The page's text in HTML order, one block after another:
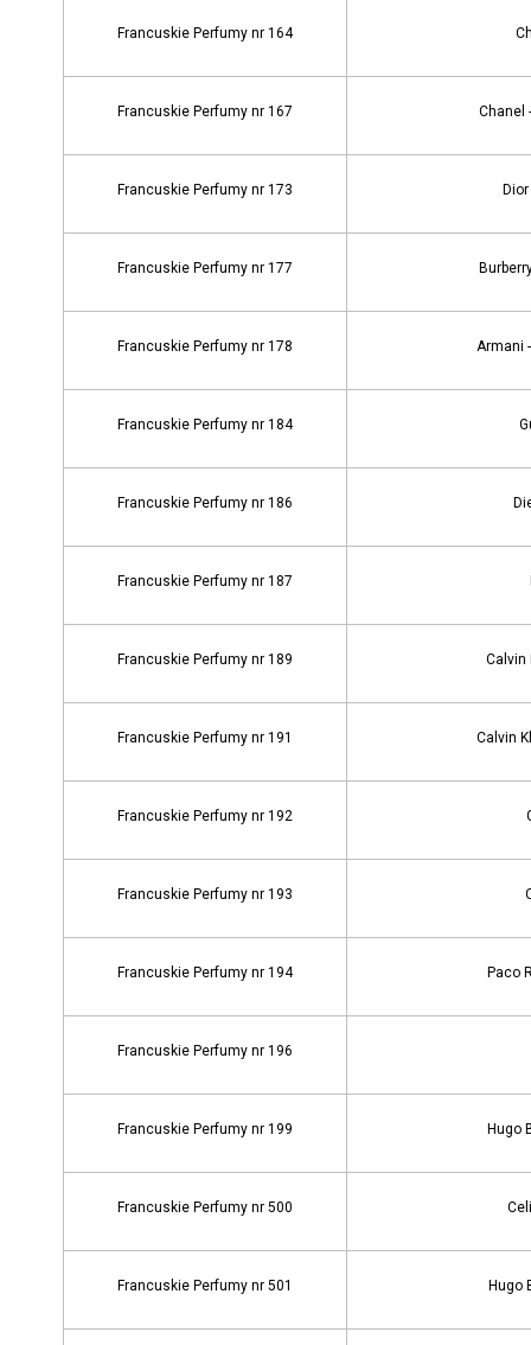
Francuskie Perfumy nr 164
Francuskie Perfumy nr 167 Chanel
Francuskie Perfumy nr 173
Francuskie Perfumy nr 177
Francuskie Perfumy nr 178 Armani
Francuskie Perfumy nr 184
Francuskie Perfumy nr 186
Francuskie Perfumy nr 187
Francuskie Perfumy nr 189 Calvin
Francuskie Perfumy nr 191 Calvin
Francuskie Perfumy nr 192
Francuskie Perfumy nr 193
Francuskie Perfumy nr 194 Paco
Francuskie Perfumy nr 196
Francuskie Perfumy nr 199 Hugo
Francuskie Perfumy nr 500
Francuskie Perfumy nr 501 Hugo